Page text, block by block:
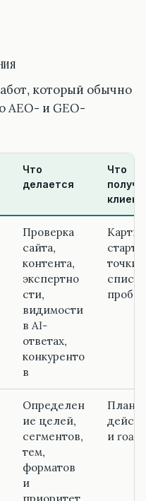
который обычно
AEO- и GEO-
Что
делается
Что
клиент
Проверка
сайта,
контента,
экспертно
сти,
видимости
в AI-
ответах,
конкуренто
в
точки
список
Определен
ие целей,
сегментов,
тем,
форматов
и
План
и